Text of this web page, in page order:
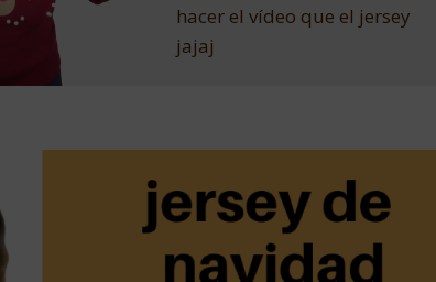
hacer el vídeo que el jersey
jajaj